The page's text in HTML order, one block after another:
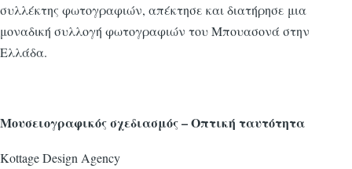
συλλέκτης φωτογραφιών, απέκτησε και διατήρησε μια
μοναδική συλλογή φωτογραφιών του Μπουασονά στην
Ελλάδα.
Μουσειογραφικός σχεδιασμός – Οπτική ταυτότητα
Kottage Design Agency